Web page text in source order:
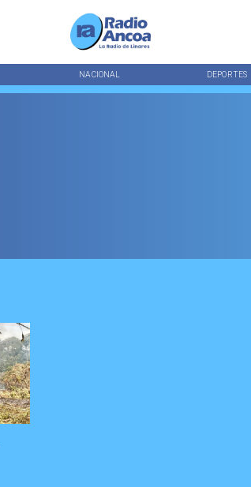
NACIONAL DEPORTES